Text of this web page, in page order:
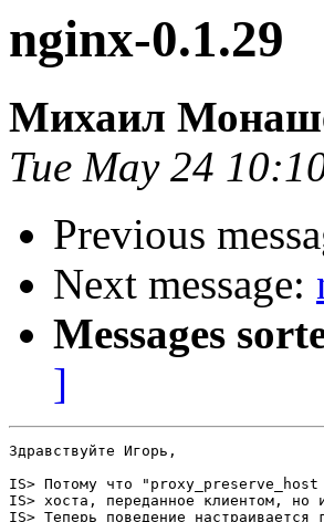
nginx-0.1.29
Михаил
Tue May 24
Previous
Next message:
Messages
]
Здравствуйте Игорь,
IS> Потому что
IS> хоста, переданное клиентом, но
IS> Теперь поведение настраивается